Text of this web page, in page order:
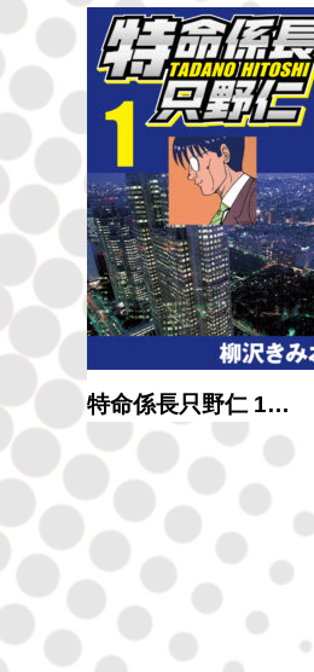
… 特命係長只野仁 1…